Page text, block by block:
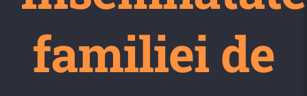
familiei de